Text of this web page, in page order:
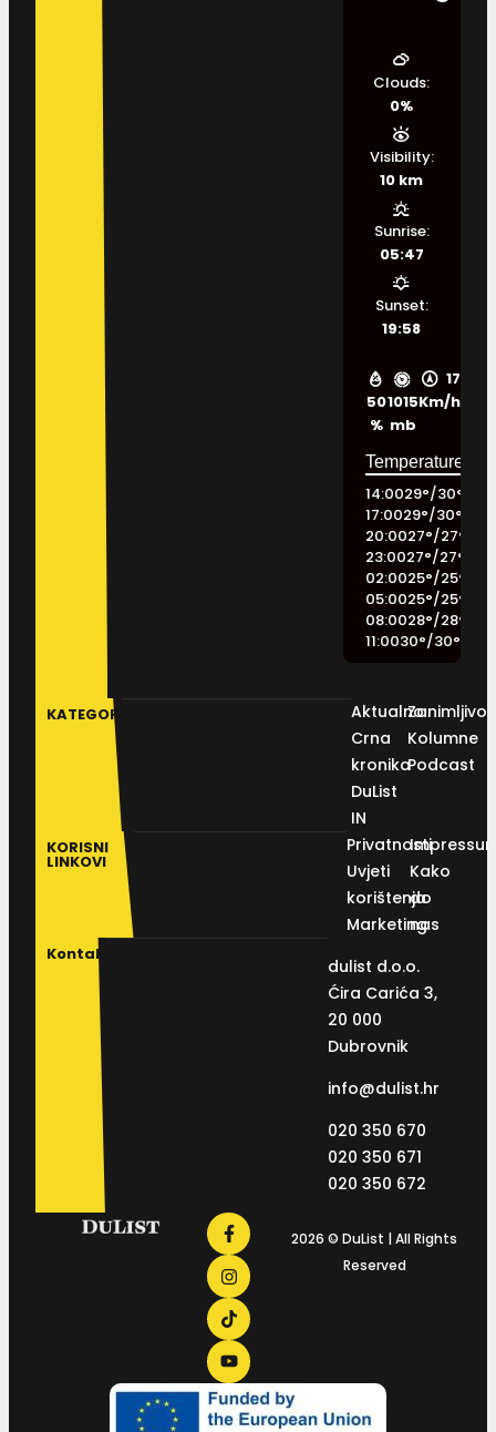
50
%
1015
mb
17
Km/h
Clouds:
0%
Visibility:
10 km
Sunrise:
05:47
Sunset:
19:58
14:0029°/30°
17:0029°/30°
20:0027°/27°
23:0027°/27°
02:0025°/25°
05:0025°/25°
08:0028°/28°
11:0030°/30°
KATEGORIJE
Aktualno
Crna
kronika
DuList
IN
Kolumne
Podcast
KORISNI
LINKOVI
Privatnosti
Uvjeti
korištenja
Marketing
Kako
do
nas
Kontakt
dulist d.o.o.
Ćira Carića 3,
20 000
Dubrovnik
info@dulist.hr
020 350 670
020 350 671
020 350 672
2026 © DuList | All Rights
Reserved